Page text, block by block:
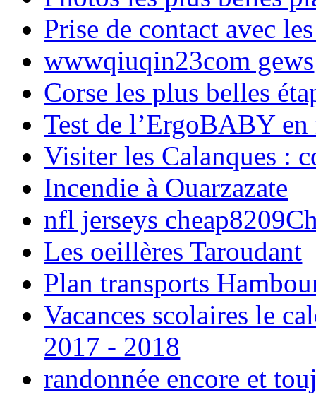
Prise de contact avec
wwwqiuqin23com gews
Corse les plus belles
Test de l’ErgoBABY en
Visiter les Calanques :
Incendie à Ouarzazate
nfl jerseys
Les oeillères Taroudant
Plan transports
Vacances scolaires le
2017 - 2018
randonnée encore et